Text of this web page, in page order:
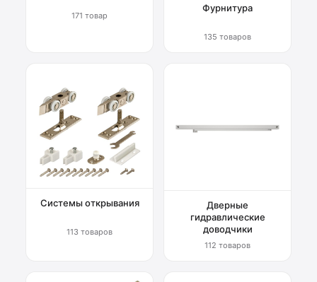
171 товар
Фурнитура
135 товаров
Системы открывания
113 товаров
Дверные
гидравлические
доводчики
112 товаров